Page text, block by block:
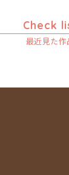
Check
最近見た作